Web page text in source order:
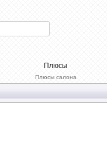
Плюсы
Плюсы салона